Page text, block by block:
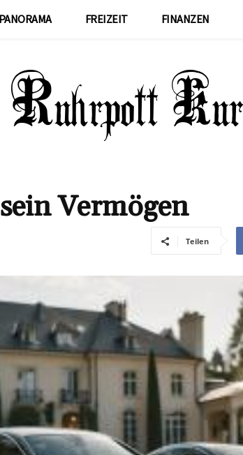
PANORAMA FREIZEIT FINANZEN
Vermögen
Teilen